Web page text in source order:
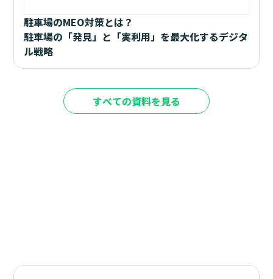
駐車場のMEO対策とは？
駐車場の「発見」と「実利用」を最大化するデジタ
ル戦略
すべての資料を見る